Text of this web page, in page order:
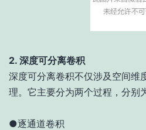
2. 深度可分离卷积
深度可分离卷积不仅涉及空间维
理。它主要分为两个过程，分别
●逐通道卷积